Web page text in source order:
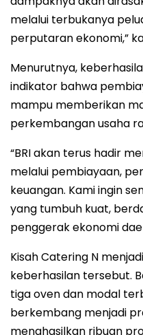
melalui terbukanya
perputaran ekonomi,”
Menurutnya,
indikator bahwa
mampu memberikan
perkembangan usaha
“BRI akan terus hadir
melalui pembiayaan,
keuangan. Kami ingin
yang tumbuh kuat,
penggerak ekonomi
Kisah Catering N
keberhasilan tersebut.
tiga oven dan modal
berkembang menjadi
menghasilkan ribuan